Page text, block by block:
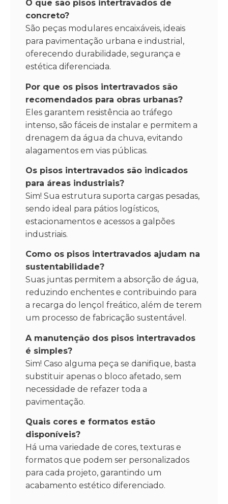
O que são pisos intertravados de
concreto?
São peças modulares encaixáveis, ideais
para pavimentação urbana e industrial,
oferecendo durabilidade, segurança e
estética diferenciada.
Por que os pisos intertravados são
recomendados para obras urbanas?
Eles garantem resistência ao tráfego
intenso, são fáceis de instalar e permitem a
drenagem da água da chuva, evitando
alagamentos em vias públicas.
Os pisos intertravados são indicados
para áreas industriais?
Sim! Sua estrutura suporta cargas pesadas,
sendo ideal para pátios logísticos,
estacionamentos e acessos a galpões
industriais.
Como os pisos intertravados ajudam na
sustentabilidade?
Suas juntas permitem a absorção de água,
reduzindo enchentes e contribuindo para
a recarga do lençol freático, além de terem
um processo de fabricação sustentável.
A manutenção dos pisos intertravados
é simples?
Sim! Caso alguma peça se danifique, basta
substituir apenas o bloco afetado, sem
necessidade de refazer toda a
pavimentação.
Quais cores e formatos estão
disponíveis?
Há uma variedade de cores, texturas e
formatos que podem ser personalizados
para cada projeto, garantindo um
acabamento estético diferenciado.